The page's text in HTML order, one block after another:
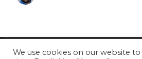
© ProScout 2020
We use cookies on our website